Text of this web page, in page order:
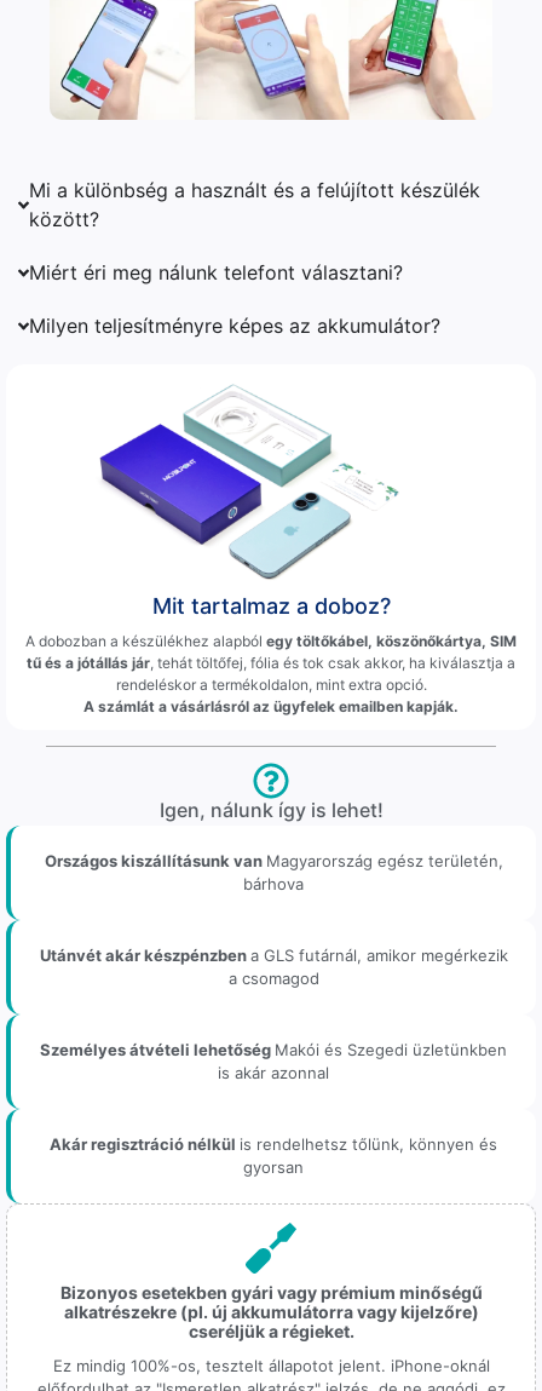
Mi a különbség a használt és a felújított készülék
között?
Miért éri meg nálunk telefont választani?
Milyen teljesítményre képes az akkumulátor?
Mit tartalmaz a doboz?
A dobozban a készülékhez alapból egy töltőkábel, köszönőkártya, SIM
tű és a jótállás jár , tehát töltőfej, fólia és tok csak akkor, ha kiválasztja a
rendeléskor a termékoldalon, mint extra opció.
A számlát a vásárlásról az ügyfelek emailben kapják.
Igen, nálunk így is lehet!
Országos kiszállításunk van Magyarország egész területén,
bárhova
Utánvét akár készpénzbena GLS futárnál, amikor megérkezik
a csomagod
Személyes átvételi lehetőség Makói és Szegedi üzletünkben
is akár azonnal
Akár regisztráció nélkül is rendelhetsz tőlünk, könnyen és
gyorsan
Bizonyos esetekben gyári vagy prémium minőségű
alkatrészekre (pl. új akkumulátorra vagy kijelzőre)
cseréljük a régieket.
Ez mindig 100%-os, tesztelt állapotot jelent. iPhone-oknál